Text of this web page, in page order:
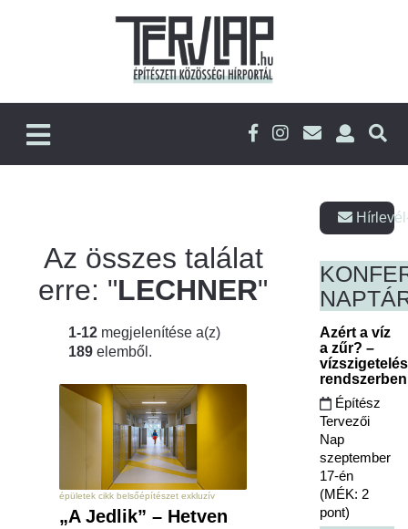
Az összes találat
erre: "LECHNER"
1-12 megjelenítése a(z)
189 elemből.
épületek cikk belsőépítészet exkluzív
„A Jedlik” – Hetven
Azért a víz
a zűr? –
Építész
Tervezői
Nap
szeptember
17-én
(MÉK: 2
pont)